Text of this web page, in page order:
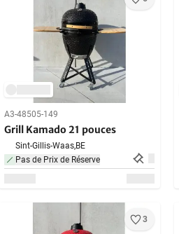
A3-48505-149
Grill Kamado 21 pouces
Sint-Gillis-Waas,BE
Pas de Prix de Réserve
3